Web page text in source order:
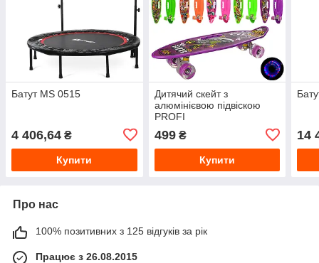
Батут MS 0515
4 406,64 ₴
Купити
Дитячий скейт з
алюмінієвою підвіскою
PROFI
499₴
Купити
14
Про нас
100% позитивних з 125 відгуків за рік
Працює з 26.08.2015